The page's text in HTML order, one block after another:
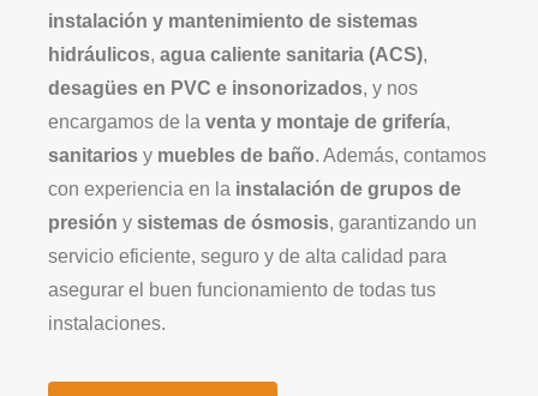
instalación y mantenimiento de sistemas
hidráulicos, agua caliente sanitaria (ACS),
desagües en PVC e insonorizados, y nos
encargamos de la venta y montaje de grifería,
sanitarios y muebles de baño. Además, contamos
con experiencia en la instalación de grupos de
presión y sistemas de ósmosis, garantizando un
servicio eficiente, seguro y de alta calidad para
asegurar el buen funcionamiento de todas tus
instalaciones.